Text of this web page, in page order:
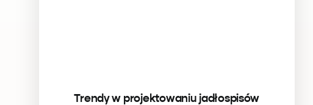
Trendy w projektowaniu jadłospisów